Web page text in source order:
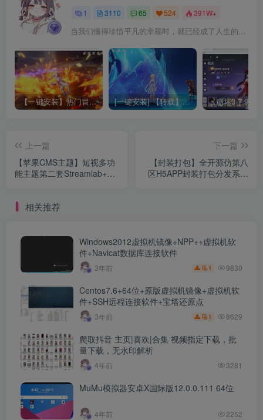
1 3110 65 524 391W+
当我们懂得珍惜平凡的幸福时，就已经成了人生的赢家
【一键安装】热门冒险策略类游戏崩坏：星穹铁道全新2.3版本一键端+一键代理+一键启动+免虚拟机 [一键安装] 【转载】原神3.4真端服务端+源码+配套客户端+详尽说明+GM工具+源码说明文件
上一篇
【苹果CMS主题】短视多功
能主题第二套Streamlab+直
下一篇
【封装打包】全开源仿第八
区H5APP封装打包分发系统
相关推荐
Windows2012虚拟机镜像+NPP++虚拟机软
件+Navicat数据库连接软件
3年前 1 9830
Centos7.6+64位+原版虚拟机镜像+虚拟机软
件+SSH远程连接软件+宝塔还原点
3年前 1 8629
爬取抖音 主页|喜欢|合集 视频指定下载，批
量下载，无水印解析
4年前 3281
MuMu模拟器安卓X国际版12.0.0.111 64位
4年前 2252